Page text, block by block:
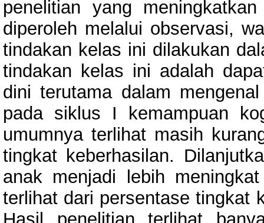
penelitian yang
diperoleh melalui observasi,
tindakan kelas ini dilakukan
tindakan kelas ini adalah
dini terutama dalam
pada siklus I kemampuan
umumnya terlihat masih
tingkat keberhasilan.
anak menjadi lebih
terlihat dari persentase tingkat